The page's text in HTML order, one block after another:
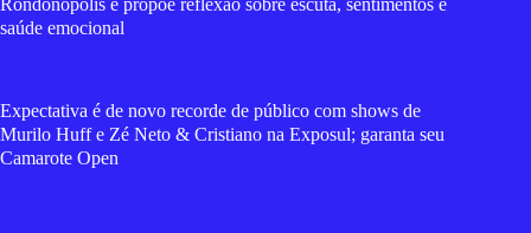
saúde emocional
Expectativa é de novo recorde de público com shows de
Murilo Huff e Zé Neto & Cristiano na Exposul; garanta seu
Camarote Open